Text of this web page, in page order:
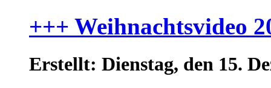
+++ Weihnachtsvideo
Erstellt: Dienstag, den 15.